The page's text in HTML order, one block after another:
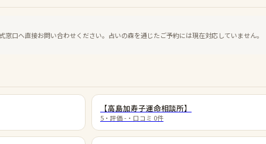
口へ直接お問い合わせください。占いの森を通じたご予約には現在対応していません。
【高島加寿子運命相談所】
5 ・評価 - ・口コミ 0件